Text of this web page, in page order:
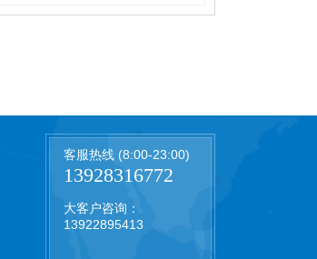
客服热线 (8:00-23:00)
13928316772
大客户咨询：
13922895413